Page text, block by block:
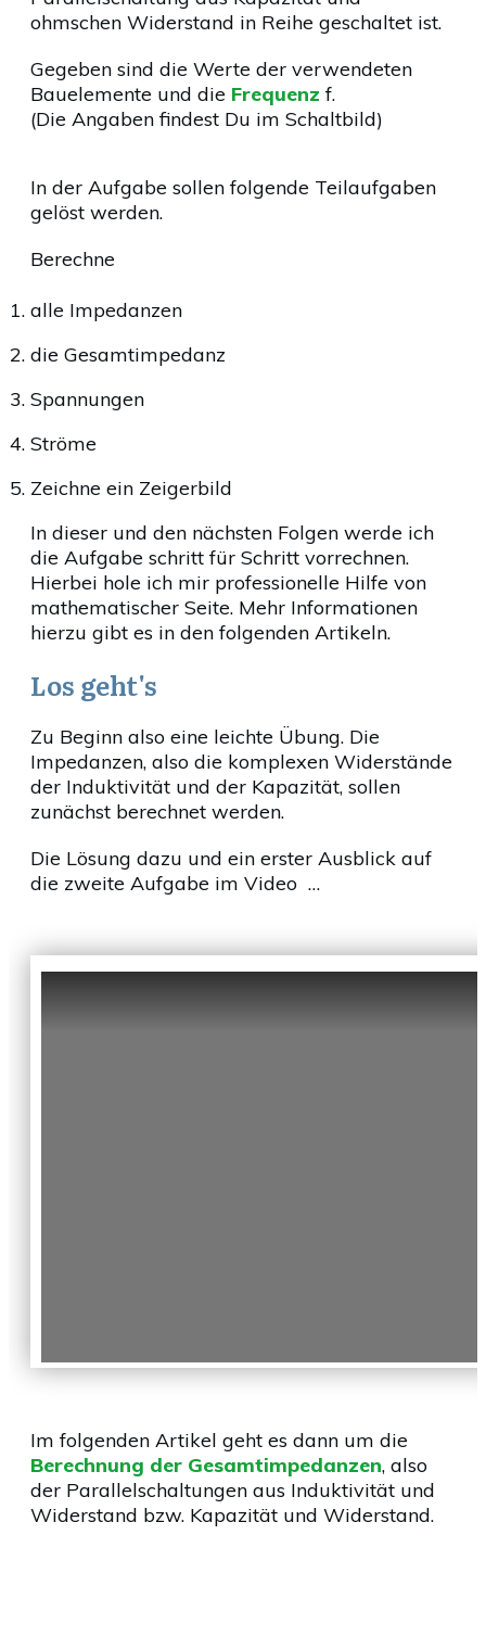
ohmschen Widerstand in Reihe geschaltet ist.
Gegeben sind die Werte der verwendeten
Bauelemente und die Frequenz f.
(Die Angaben findest Du im Schaltbild)
In der Aufgabe sollen folgende Teilaufgaben
gelöst werden.
Berechne
alle Impedanzen
die Gesamtimpedanz
Spannungen
Ströme
Zeichne ein Zeigerbild
In dieser und den nächsten Folgen werde ich
die Aufgabe schritt für Schritt vorrechnen.
Hierbei hole ich mir professionelle Hilfe von
mathematischer Seite. Mehr Informationen
hierzu gibt es in den folgenden Artikeln.
Los geht's
Zu Beginn also eine leichte Übung. Die
Impedanzen, also die komplexen Widerstände
der Induktivität und der Kapazität, sollen
zunächst berechnet werden.
Die Lösung dazu und ein erster Ausblick auf
die zweite Aufgabe im Video …
Im folgenden Artikel geht es dann um die
Berechnung der Gesamtimpedanzen, also
der Parallelschaltungen aus Induktivität und
Widerstand bzw. Kapazität und Widerstand.